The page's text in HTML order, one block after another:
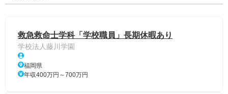
救急救命士学科「学校職員」長期休暇あり
学校法人藤川学園
福岡県
年収400万円～700万円